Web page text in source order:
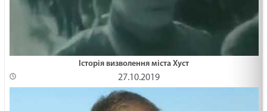
Історія визволення міста Хуст
27.10.2019